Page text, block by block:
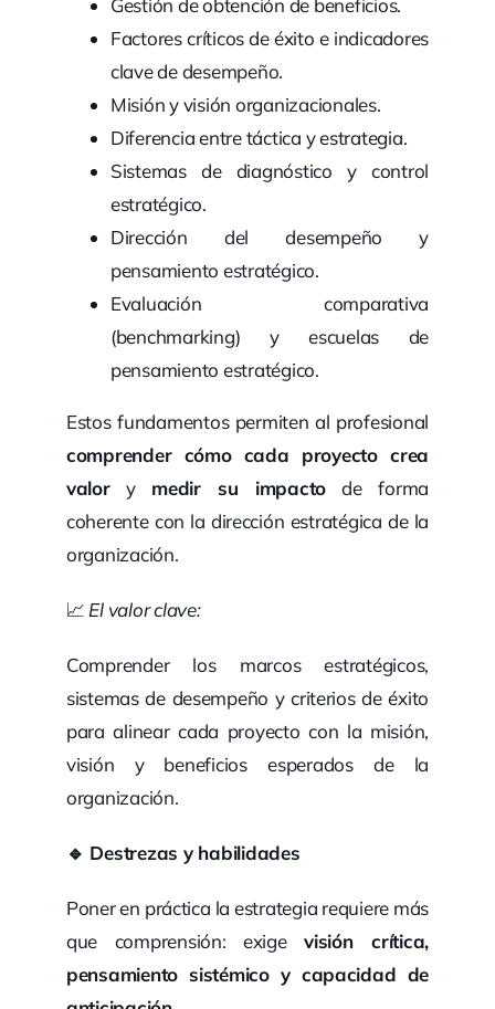
Gestión de obtención de beneficios.
Factores críticos de éxito e indicadores
clave de desempeño.
Misión y visión organizacionales.
Diferencia entre táctica y estrategia.
Sistemas de diagnóstico y control
estratégico.
Dirección del desempeño y
pensamiento estratégico.
Evaluación comparativa
(benchmarking) y escuelas de
pensamiento estratégico.
Estos fundamentos permiten al profesional
comprender cómo cada proyecto crea
valory medir su impacto de forma
coherente con la dirección estratégica de la
organización.
📈 El valor clave:
Comprender los marcos estratégicos,
sistemas de desempeño y criterios de éxito
para alinear cada proyecto con la misión,
visión y beneficios esperados de la
organización.
🔹 Destrezas y habilidades
Poner en práctica la estrategia requiere más
que comprensión: exigevisión crítica,
pensamiento sistémico y capacidad de